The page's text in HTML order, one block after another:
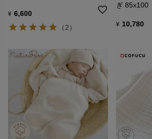
¥ 6,600
（2）
ぎ 85x100
¥ 10,780